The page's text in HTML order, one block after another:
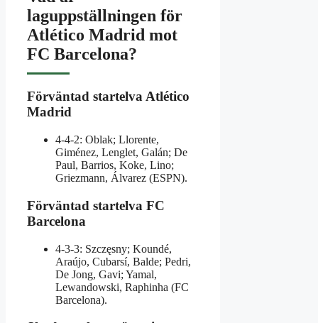
laguppställningen för
Atlético Madrid mot
FC Barcelona?
Förväntad startelva Atlético
Madrid
4‑4‑2: Oblak; Llorente,
Giménez, Lenglet, Galán; De
Paul, Barrios, Koke, Lino;
Griezmann, Álvarez (ESPN).
Förväntad startelva FC
Barcelona
4‑3‑3: Szczęsny; Koundé,
Araújo, Cubarsí, Balde; Pedri,
De Jong, Gavi; Yamal,
Lewandowski, Raphinha (FC
Barcelona).